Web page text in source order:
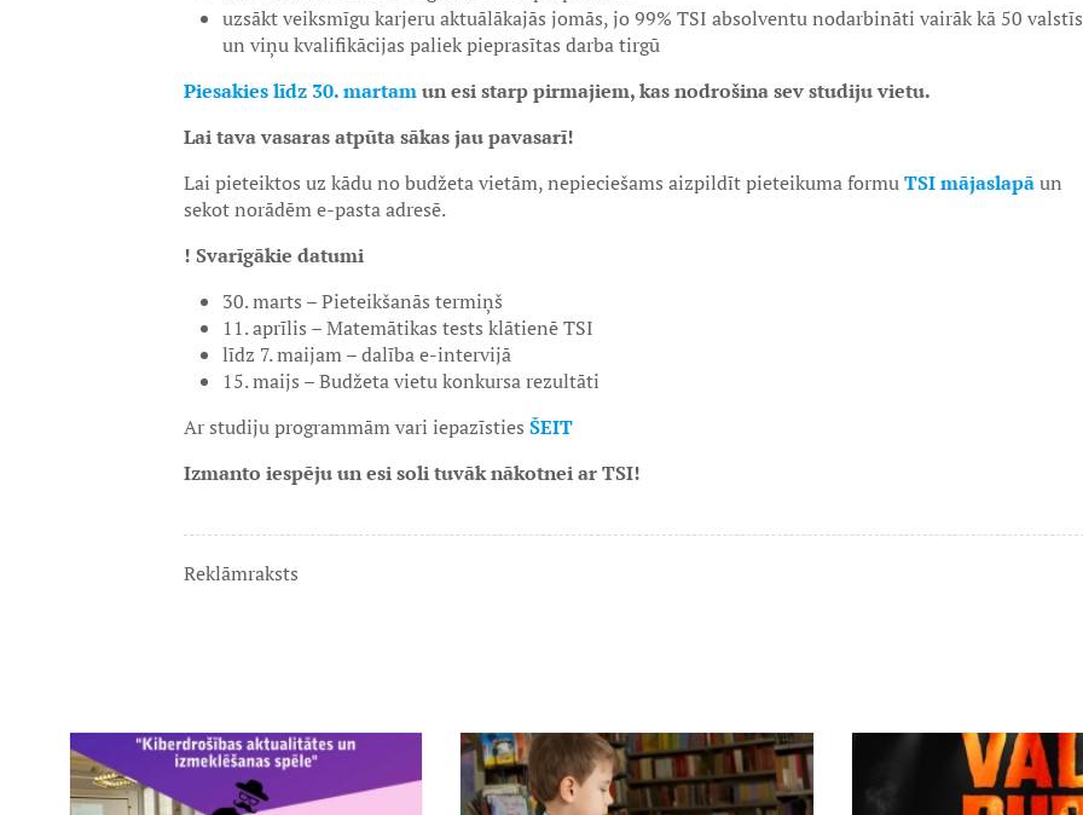
uzsākt veiksmīgu karjeru aktuālākajās jomās, jo 99% TSI absolventu nodarbināti vairāk kā 50 valstīs
un viņu kvalifikācijas paliek pieprasītas darba tirgū
Piesakies līdz 30. martamun esi starp pirmajiem, kas nodrošina sev studiju vietu.
Lai tava vasaras atpūta sākas jau pavasarī!
Lai pieteiktos uz kādu no budžeta vietām, nepieciešams aizpildīt pieteikuma formuTSI mājaslapāun
sekot norādēm e-pasta adresē.
! Svarīgākie datumi
30. marts – Pieteikšanās termiņš
11. aprīlis – Matemātikas tests klātienē TSI
līdz 7. maijam – dalība e-intervijā
15. maijs – Budžeta vietu konkursa rezultāti
Ar studiju programmām vari iepazīsties ŠEIT
Izmanto iespēju un esi soli tuvāk nākotnei ar TSI!
Reklāmraksts